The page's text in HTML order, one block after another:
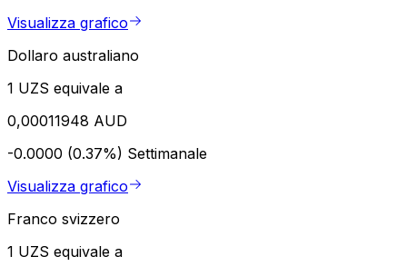
Visualizza grafico
Dollaro australiano
1 UZS equivale a
0,00011948 AUD
-0.0000 (0.37%) Settimanale
Visualizza grafico
Franco svizzero
1 UZS equivale a